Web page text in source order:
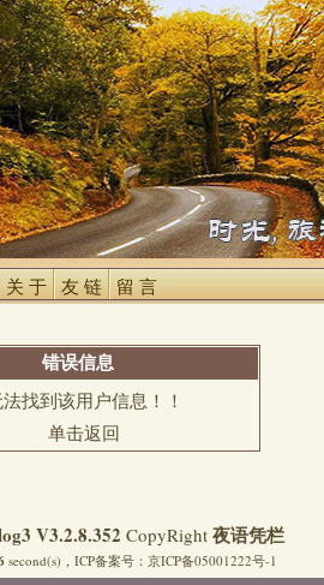
关 于 友 链 留 言
错误信息
找到该用户信息！！
单击返回
V3.2.8.352 CopyRight 夜语凭栏
second(s)， ICP备案号： 京ICP备05001222号-1